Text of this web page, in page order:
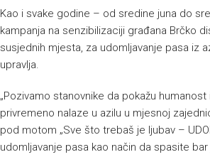
Kao i svake godine – od sredine juna do
kampanja na senzibilizaciji građana Brčko
susjednih mjesta, za udomljavanje pasa iz
upravlja.
„Pozivamo stanovnike da pokažu
privremeno nalaze u azilu u mjesnoj
pod motom „Sve što trebaš je ljubav –
udomljavanje pasa kao način da spasite